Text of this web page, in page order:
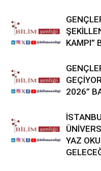
KAMPI”
2026”
YAZ